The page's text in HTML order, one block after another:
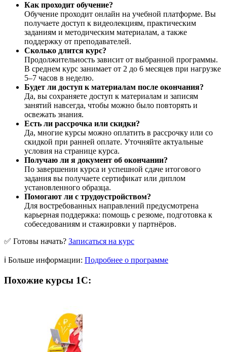
Как проходит обучение?
Обучение проходит онлайн на учебной платформе. Вы
получаете доступ к видеолекциям, практическим
заданиям и методическим материалам, а также
поддержку от преподавателей.
Сколько длится курс?
Продолжительность зависит от выбранной программы.
В среднем курс занимает от 2 до 6 месяцев при нагрузке
5–7 часов в неделю.
Будет ли доступ к материалам после окончания?
Да, вы сохраняете доступ к материалам и записям
занятий навсегда, чтобы можно было повторять и
освежать знания.
Есть ли рассрочка или скидки?
Да, многие курсы можно оплатить в рассрочку или со
скидкой при ранней оплате. Уточняйте актуальные
условия на странице курса.
Получаю ли я документ об окончании?
По завершении курса и успешной сдаче итогового
задания вы получаете сертификат или диплом
установленного образца.
Помогают ли с трудоустройством?
Для востребованных направлений предусмотрена
карьерная поддержка: помощь с резюме, подготовка к
собеседованиям и стажировки у партнёров.
✅ Готовы начать? Записаться на курс
ℹ️ Больше информации: Подробнее о программе
Похожие курсы 1С: